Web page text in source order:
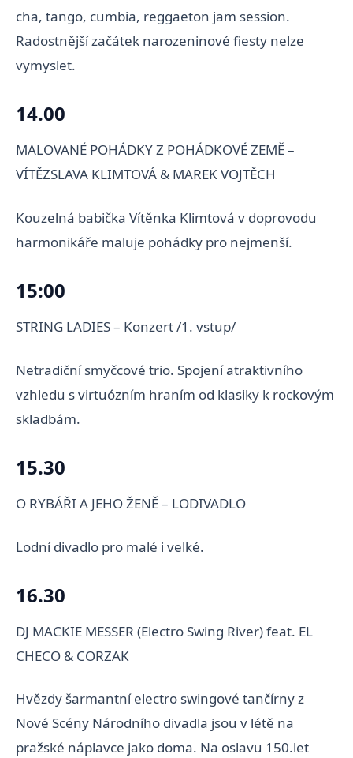
cha, tango, cumbia, reggaeton jam session.
Radostnější začátek narozeninové fiesty nelze
vymyslet.
14.00
MALOVANÉ POHÁDKY Z POHÁDKOVÉ ZEMĚ –
VÍTĚZSLAVA KLIMTOVÁ & MAREK VOJTĚCH
Kouzelná babička Vítěnka Klimtová v doprovodu
harmonikáře maluje pohádky pro nejmenší.
15:00
STRING LADIES – Konzert /1. vstup/
Netradiční smyčcové trio. Spojení atraktivního
vzhledu s virtuózním hraním od klasiky k rockovým
skladbám.
15.30
O RYBÁŘI A JEHO ŽENĚ – LODIVADLO
Lodní divadlo pro malé i velké.
16.30
DJ MACKIE MESSER (Electro Swing River) feat. EL
CHECO & CORZAK
Hvězdy šarmantní electro swingové tančírny z
Nové Scény Národního divadla jsou v létě na
pražské náplavce jako doma. Na oslavu 150.let